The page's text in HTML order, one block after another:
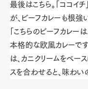
最後はこちら。「ココイ
が、ビーフカレーも根強
「こちらのビーフカレ
本格的な欧風カレーで
は、カニクリームをベー
スを合わせると、味わい